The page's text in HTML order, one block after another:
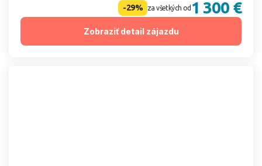
-29% za všetkých od 1 300 €
Zobraziť detail zájazdu